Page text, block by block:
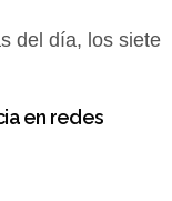
del día, los siete
en redes